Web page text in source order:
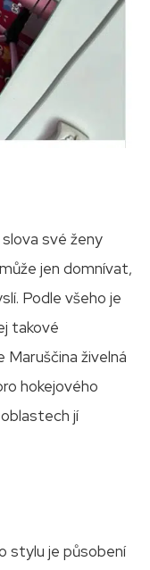
své ženy
jen domnívat,
Podle všeho je
takové
živelná
hokejového
jí
stylu je působení